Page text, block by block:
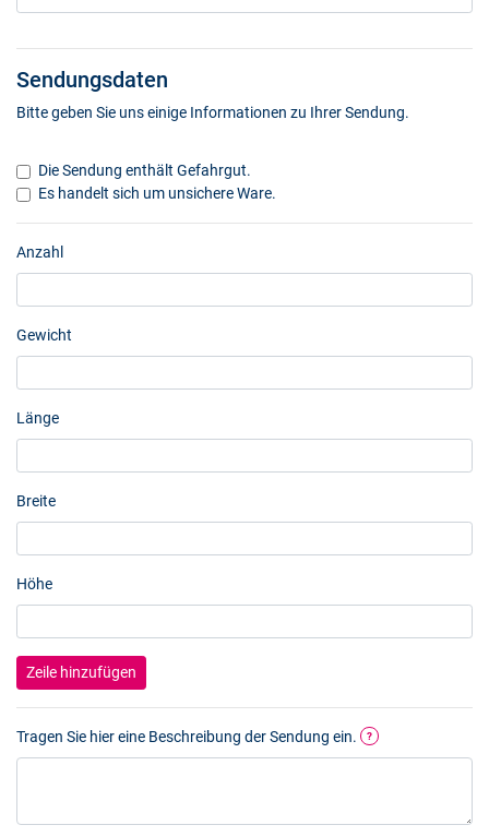
Sendungsdaten
Bitte geben Sie uns einige Informationen zu Ihrer Sendung.
Die Sendung enthält Gefahrgut.
Es handelt sich um unsichere Ware.
Anzahl
Gewicht
Länge
Breite
Höhe
Zeile hinzufügen
Tragen Sie hier eine Beschreibung der Sendung ein. ?